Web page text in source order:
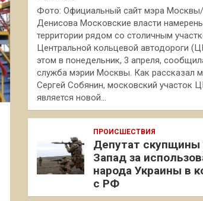
Фото: Официальный сайт мэра
Денисова Московские власти
территории рядом со столичным
Центральной кольцевой автодороги
этом в понедельник, 3 апреля,
служба мэрии Москвы. Как рассказал
Сергей Собянин, московский участок
является новой…
ПРОИСШЕСТВИЯ
Депутат скупщины
Запад за
народа Украины в
с РФ